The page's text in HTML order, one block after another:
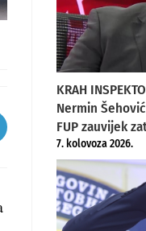
KRAH
Nermin
FUP zauvijek
7. kolovoza 2026.